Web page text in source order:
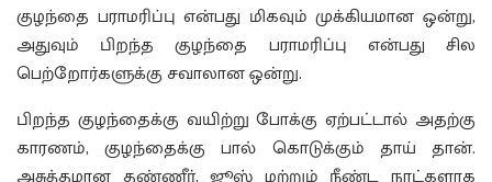
குழந்தை பராமரிப்பு என்பது மிகவும் முக்கியமான ஒன்று,
அதுவும் பிறந்த குழந்தை பராமரிப்பு என்பது சில
பெற்றோர்களுக்கு சவாலான ஒன்று.
பிறந்த குழந்தைக்கு வயிற்று போக்கு ஏற்பட்டால் அதற்கு
காரணம், குழந்தைக்கு பால் கொடுக்கும் தாய் தான்.